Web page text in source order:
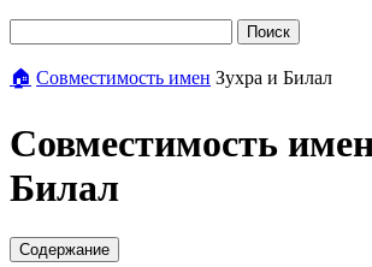
Поиск
🏠 Совместимость имен Зухра и Билал
Совместимость
Билал
Содержание